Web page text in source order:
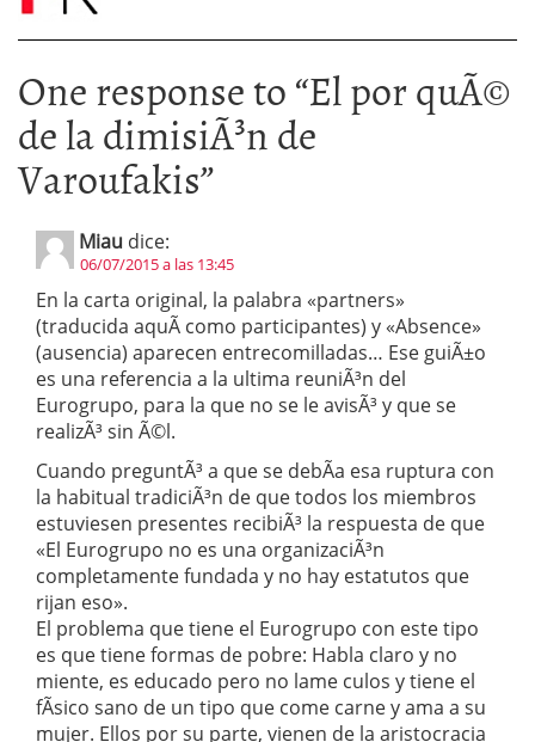
One response to “El por quÃ©
de la dimisiÃ³n de
Varoufakis”
Miau dice:
06/07/2015 a las 13:45
En la carta original, la palabra «partners»
(traducida aquÃ­ como participantes) y «Absence»
(ausencia) aparecen entrecomilladas… Ese guiÃ±o
es una referencia a la ultima reuniÃ³n del
Eurogrupo, para la que no se le avisÃ³ y que se
realizÃ³ sin Ã©l.
Cuando preguntÃ³ a que se debÃ­a esa ruptura con
la habitual tradiciÃ³n de que todos los miembros
estuviesen presentes recibiÃ³ la respuesta de que
«El Eurogrupo no es una organizaciÃ³n
completamente fundada y no hay estatutos que
rijan eso».
El problema que tiene el Eurogrupo con este tipo
es que tiene formas de pobre: Habla claro y no
miente, es educado pero no lame culos y tiene el
fÃ­sico sano de un tipo que come carne y ama a su
mujer. Ellos por su parte, vienen de la aristocracia